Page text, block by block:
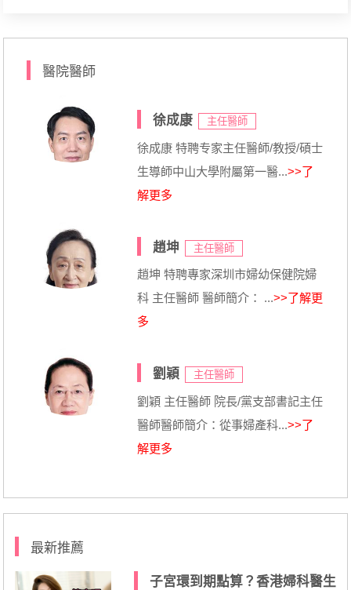
醫院醫師
徐成康 主任醫師
徐成康 特聘专家主任醫師/教授/碩士
生導師中山大學附屬第一醫...>>了
解更多
趙坤 主任醫師
趙坤 特聘專家深圳市婦幼保健院婦
科 主任醫師 醫師簡介： ...>>了解更
多
劉穎 主任醫師
劉穎 主任醫師 院長/黨支部書記主任
醫師醫師簡介：從事婦產科...>>了
解更多
最新推薦
子宮環到期點算？香港婦科醫生